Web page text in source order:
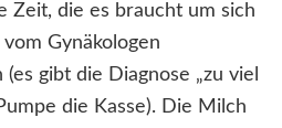
Zeit, die es braucht um sich
Gynäkologen
gibt die Diagnose „zu viel
die Kasse). Die Milch